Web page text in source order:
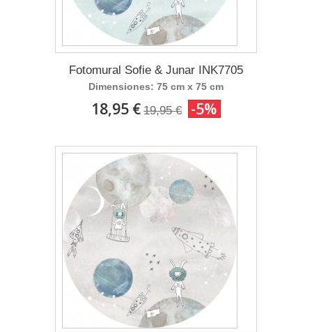
Fotomural Sofie & Junar INK7705
Dimensiones: 75 cm x 75 cm
18,95 € 19,95 € -5%